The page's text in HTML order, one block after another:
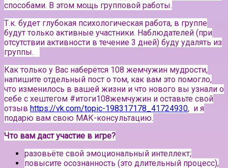
способами. В этом мощь групповой работы.
Т.к. будет глубокая психологическая работа, в группе
будут только активные участники. Наблюдателей (при
отсутствии активности в течение 3 дней) буду удалять из
группы.⠀
Как только у Вас наберётся 108 жемчужин мудрости,
напишите отдельный пост о том, как вам это помогло,
что изменилось в вашей жизни и что нового вы узнали о
себе с хештегом #итоги108жемчужин и оставьте свой
отзыв https://vk.com/topic-198317178_41724930, и я
подарю вам свою МАК-консультацию.
Что вам даст участие в игре?
разовьёте свой эмоциональный интеллект;
повысите осознанность (это длительный процесс),